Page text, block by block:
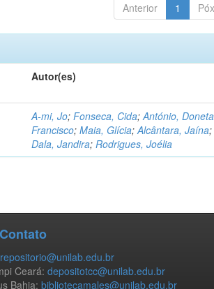
Anterior 1
Autor(es)
A-mi, Jo;Fonseca, Cida;António, Doneta
Francisco;Maia, Glícia;Alcântara, Jaína;
Dala, Jandira;Rodrigues, Joélia
Contato
repositorio@unilab.edu.br
Ceará: depositotcc@unilab.edu.br
Bahia: bibliotecamales@unilab.edu.br